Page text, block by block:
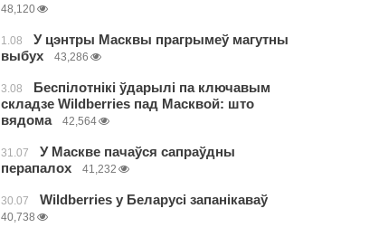
48,120
1.08
У цэнтры Масквы прагрымеў магутны
выбух
43,286
3.08
Беспілотнікі ўдарылі па ключавым
складзе Wildberries пад Масквой: што
вядома
42,564
31.07
У Маскве пачаўся сапраўдны
перапалох
41,232
30.07 Wildberries у Беларусі запанікаваў
40,738